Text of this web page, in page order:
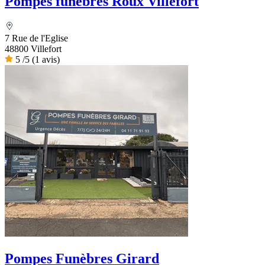
7 Rue de l'Eglise
48800 Villefort
5 /5 (1 avis)
Pompes Funèbres Girard